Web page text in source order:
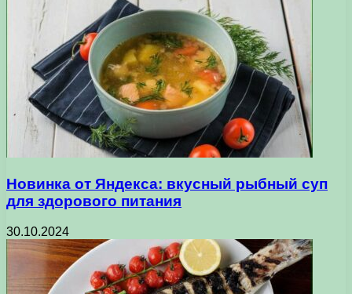
Новинка от Яндекса: вкусный рыбный суп
для здорового питания
30.10.2024